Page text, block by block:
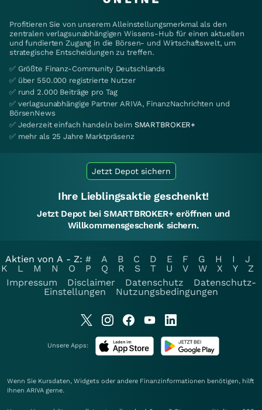
Profitieren Sie von unserem Alleinstellungsmerkmal als den
zentralen verlagsunabhängigen Wissens-Hub für einen aktuellen
und fundierten Zugang in die Börsen- und Wirtschaftswelt, um
strategische Entscheidungen zu treffen.
✅ Größte Finanz-Community Deutschlands
✅ über 550.000 registrierte Nutzer
✅ rund 2.000 Beiträge pro Tag
✅ verlagsunabhängige Partner ARIVA, FinanzNachrichten und
BörsenNews
✅ Jederzeit einfach handeln beim SMARTBROKER+
✅ mehr als 25 Jahre Marktpräsenz
Jetzt Depot sichern
Ihre Lieblingsaktie geschenkt!
Jetzt Depot bei SMARTBROKER+ eröffnen und
Willkommensgeschenk sichern.
Aktien von A - Z: # A B C D E F G H I
J
K
L M N O P Q R S T U V W X Y
Z
Impressum
Disclaimer Datenschutz
Datenschutz-
Einstellungen
Nutzungsbedingungen
Unsere Apps:
Wenn Sie Kursdaten, Widgets oder andere Finanzinformationen benötigen, hilft
Ihnen ARIVA gerne.